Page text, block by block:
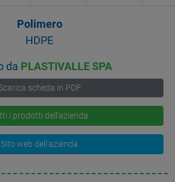
Polimero
HDPE
da PLASTIVALLE SPA
scheda in PDF
i prodotti dell'azienda
Sito web dell'azienda